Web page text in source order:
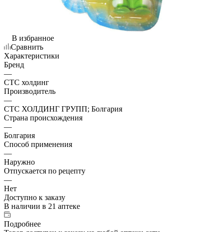
В избранное
Сравнить
Характеристики
Бренд
—
СТС холдинг
Производитель
—
СТС ХОЛДИНГ ГРУПП; Болгария
Страна происхождения
—
Болгария
Способ применения
—
Наружно
Отпускается по рецепту
—
Нет
Доступно к заказу
В наличии в 21 аптеке
Подробнее